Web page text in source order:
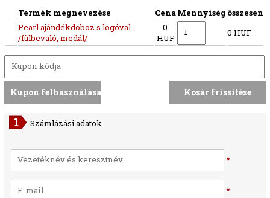
Termék megnevezése
CenaMennyiség összesen
Pearl ajándékdoboz s logóval
/fülbevaló, medál/
0
HUF
0 HUF
Számlázási adatok
*
*